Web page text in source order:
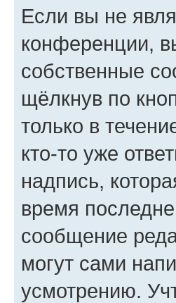
Если вы не
конференции,
собственные
щёлкнув по
только в
кто-то уже
надпись,
время
сообщение
могут сами
усмотрению.